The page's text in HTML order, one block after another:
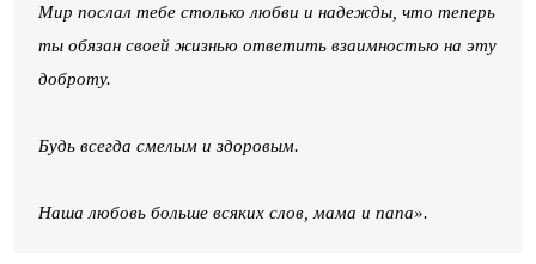
Мир послал тебе столько любви и надежды, что теперь
ты обязан своей жизнью ответить взаимностью на эту
доброту.
Будь всегда смелым и здоровым.
Наша любовь больше всяких слов, мама и папа».